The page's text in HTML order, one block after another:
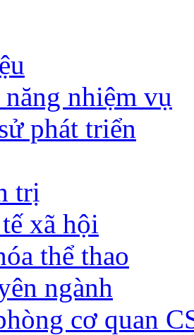
nhiệm vụ
phát triển
trị
xã hội
thể thao
ngành
cơ quan